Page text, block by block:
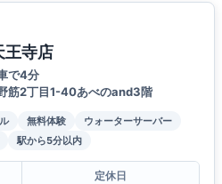
王寺店
で4分
筋2丁目1-40あべのand3階
無料体験
ウォーターサーバー
駅から5分以内
定休日